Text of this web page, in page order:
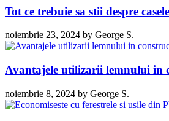
Tot ce trebuie sa stii despre
noiembrie 23, 2024 by George S.
Avantajele utilizarii lemnului in
noiembrie 8, 2024 by George S.